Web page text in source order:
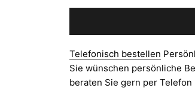
Telefonisch bestellen
Sie wünschen persönliche
beraten Sie gern per Telefon